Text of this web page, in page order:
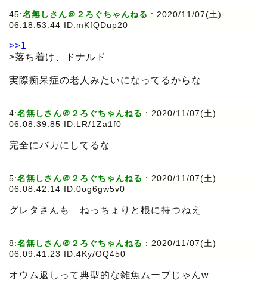
45:名無しさん＠２ろぐちゃんねる : 2020/11/07(土)
06:18:53.44 ID:mKfQDup20
>>1
>落ち着け、ドナルド
実際痴呆症の老人みたいになってるからな
4:名無しさん＠２ろぐちゃんねる : 2020/11/07(土)
06:08:39.85 ID:LR/1Za1f0
完全にバカにしてるな
5:名無しさん＠２ろぐちゃんねる : 2020/11/07(土)
06:08:42.14 ID:0og6gw5v0
グレタさんも ねっちょりと根に持つねえ
8:名無しさん＠２ろぐちゃんねる : 2020/11/07(土)
06:09:41.23 ID:4Ky/OQ450
オウム返しって典型的な雑魚ムーブじゃんw